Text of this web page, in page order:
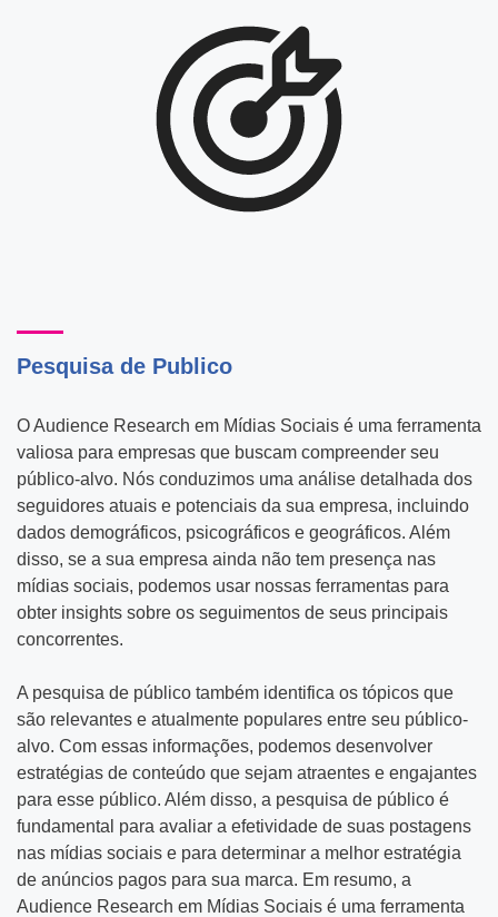
Pesquisa de Publico
O Audience Research em Mídias Sociais é uma ferramenta
valiosa para empresas que buscam compreender seu
público-alvo. Nós conduzimos uma análise detalhada dos
seguidores atuais e potenciais da sua empresa, incluindo
dados demográficos, psicográficos e geográficos. Além
disso, se a sua empresa ainda não tem presença nas
mídias sociais, podemos usar nossas ferramentas para
obter insights sobre os seguimentos de seus principais
concorrentes.
A pesquisa de público também identifica os tópicos que
são relevantes e atualmente populares entre seu público-
alvo. Com essas informações, podemos desenvolver
estratégias de conteúdo que sejam atraentes e engajantes
para esse público. Além disso, a pesquisa de público é
fundamental para avaliar a efetividade de suas postagens
nas mídias sociais e para determinar a melhor estratégia
de anúncios pagos para sua marca. Em resumo, a
Audience Research em Mídias Sociais é uma ferramenta